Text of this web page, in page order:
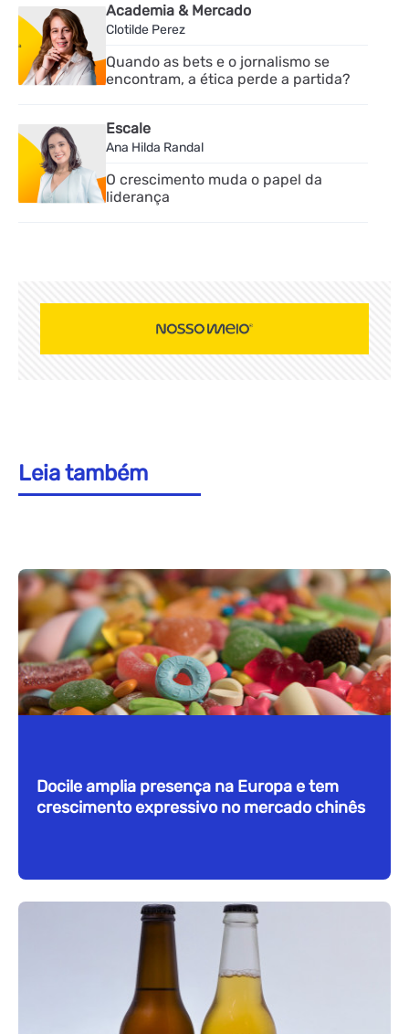
Academia & Mercado
Clotilde Perez
Quando as bets e o jornalismo se
encontram, a ética perde a partida?
Escale
Ana Hilda Randal
O crescimento muda o papel da
liderança
Leia também
Docile amplia presença na Europa e tem
crescimento expressivo no mercado chinês